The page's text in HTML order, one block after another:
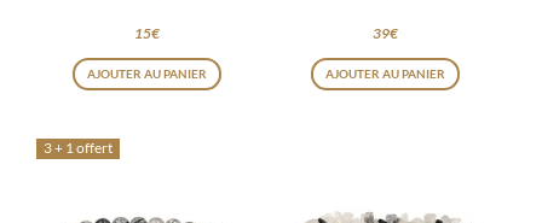
15€
AJOUTER AU PANIER
39€
AJOUTER AU PANIER
3 + 1 offert